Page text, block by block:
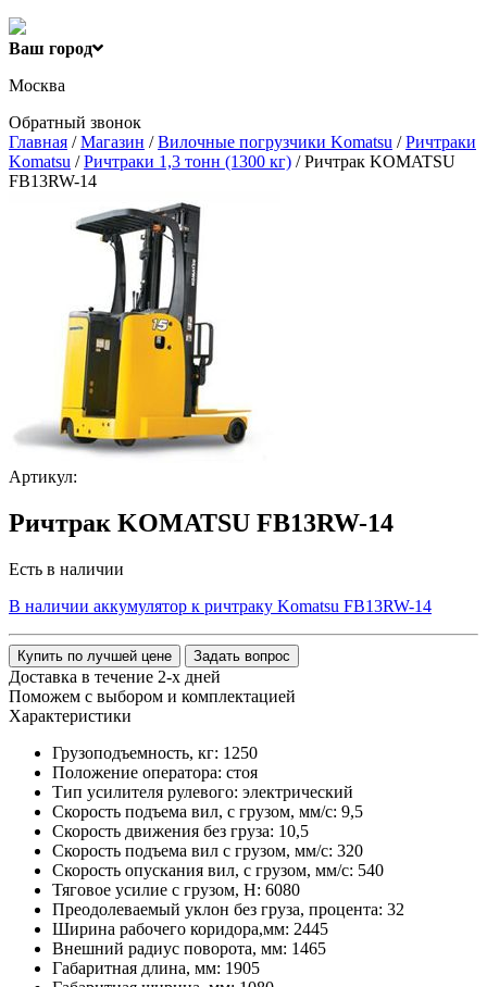
Ваш город
Москва
Обратный звонок
Главная /Магазин /Вилочные погрузчики Komatsu /Ричтраки
Komatsu /Ричтраки 1,3 тонн (1300 кг) / Ричтрак KOMATSU
FB13RW-14
Артикул:
Ричтрак KOMATSU FB13RW-14
Есть в наличии
В наличии аккумулятор к ричтраку Komatsu FB13RW-14
Купить по лучшей цене Задать вопрос
Доставка в течение 2-х дней
Поможем с выбором и комплектацией
Характеристики
Грузоподъемность, кг: 1250
Положение оператора: стоя
Тип усилителя рулевого: электрический
Скорость подъема вил, с грузом, мм/с: 9,5
Скорость движения без груза: 10,5
Скорость подъема вил с грузом, мм/с: 320
Скорость опускания вил, с грузом, мм/с: 540
Тяговое усилие с грузом, H: 6080
Преодолеваемый уклон без груза, процента: 32
Ширина рабочего коридора,мм: 2445
Внешний радиус поворота, мм: 1465
Габаритная длина, мм: 1905